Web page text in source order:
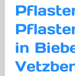
in